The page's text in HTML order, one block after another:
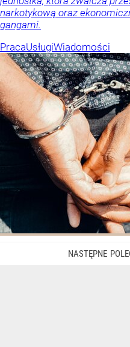
narkotykową oraz
gangami.
PracaUsługiWiadomości